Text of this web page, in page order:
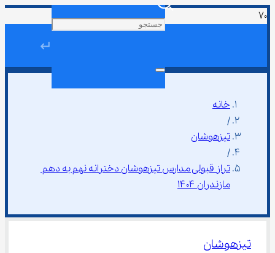
↵
خانه
/
تیزهوشان
/
تراز قبولی مدارس تیزهوشان دخترانه نهم به دهم
مازندران ۱۴۰۴
تیزهوشان